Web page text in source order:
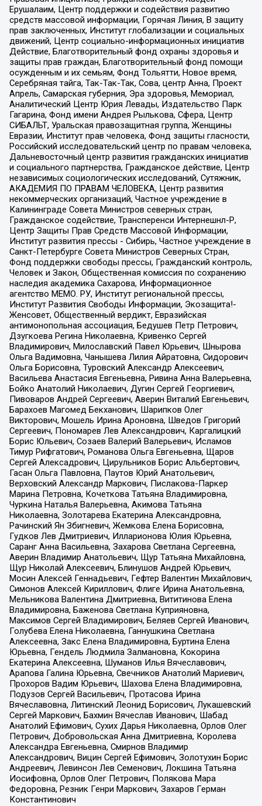
Ерушалаим, Центр поддержки и содействия развитию
средств массовой информации, Горячая Линия, В защиту
прав заключенных, Институт глобализации и социальных
движений, Центр социально-информационных инициатив
Действие, Благотворительный фонд охраны здоровья и
защиты прав граждан, Благотворительный фонд помощи
осужденным и их семьям, Фонд Тольятти, Новое время,
Серебряная тайга, Так-Так-Так, Сова, центр Анна, Проект
Апрель, Самарская губерния, Эра здоровья, Мемориал,
Аналитический Центр Юрия Левады, Издательство Парк
Гагарина, Фонд имени Андрея Рылькова, Сфера, Центр
СИБАЛЬТ, Уральская правозащитная группа, Женщины
Евразии, Институт прав человека, Фонд защиты гласности,
Российский исследовательский центр по правам человека,
Дальневосточный центр развития гражданских инициатив
и социального партнерства, Гражданское действие, Центр
независимых социологических исследований, Сутяжник,
АКАДЕМИЯ ПО ПРАВАМ ЧЕЛОВЕКА, Центр развития
некоммерческих организаций, Частное учреждение в
Калининграде Совета Министров северных стран,
Гражданское содействие, Трансперенси Интернешнл-Р,
Центр Защиты Прав Средств Массовой Информации,
Институт развития прессы - Сибирь, Частное учреждение в
Санкт-Петербурге Совета Министров Северных Стран,
Фонд поддержки свободы прессы, Гражданский контроль,
Человек и Закон, Общественная комиссия по сохранению
наследия академика Сахарова, Информационное
агентство МЕМО. РУ, Институт региональной прессы,
Институт Развития Свободы Информации, Экозащита!-
Женсовет, Общественный вердикт, Евразийская
антимонопольная ассоциация, Бедушев Петр Петрович,
Дзугкоева Регина Николаевна, Кривенко Сергей
Владимирович, Милославский Павел Юрьевич, Шнырова
Ольга Вадимовна, Чанышева Лилия Айратовна, Сидорович
Ольга Борисовна, Туровский Александр Алексеевич,
Васильева Анастасия Евгеньевна, Ривина Анна Валерьевна,
Бойко Анатолий Николаевич, Дугин Сергей Георгиевич,
Пивоваров Андрей Сергеевич, Аверин Виталий Евгеньевич,
Барахоев Магомед Бекханович, Шарипков Олег
Викторович, Мошель Ирина Ароновна, Шведов Григорий
Сергеевич, Пономарев Лев Александрович, Каргалицкий
Борис Юльевич, Созаев Валерий Валерьевич, Исламов
Тимур Рифгатович, Романова Ольга Евгеньевна, Щаров
Сергей Алексадрович, Цирульников Борис Альбертович,
Гасан Ольга Павловна, Паутов Юрий Анатольевич,
Верховский Александр Маркович, Пислакова-Паркер
Марина Петровна, Кочеткова Татьяна Владимировна,
Чуркина Наталья Валерьевна, Акимова Татьяна
Николаевна, Золотарева Екатерина Александровна,
Рачинский Ян Збигневич, Жемкова Елена Борисовна,
Гудков Лев Дмитриевич, Илларионова Юлия Юрьевна,
Саранг Анна Васильевна, Захарова Светлана Сергеевна,
Аверин Владимир Анатольевич, Щур Татьяна Михайловна,
Щур Николай Алексеевич, Блинушов Андрей Юрьевич,
Мосин Алексей Геннадьевич, Гефтер Валентин Михайлович,
Симонов Алексей Кириллович, Флиге Ирина Анатольевна,
Мельникова Валентина Дмитриевна, Вититинова Елена
Владимировна, Баженова Светлана Куприяновна,
Максимов Сергей Владимирович, Беляев Сергей Иванович,
Голубева Елена Николаевна, Ганнушкина Светлана
Алексеевна, Закс Елена Владимировна, Буртина Елена
Юрьевна, Гендель Людмила Залмановна, Кокорина
Екатерина Алексеевна, Шуманов Илья Вячеславович,
Арапова Галина Юрьевна, Свечников Анатолий Мариевич,
Прохоров Вадим Юрьевич, Шахова Елена Владимировна,
Подузов Сергей Васильевич, Протасова Ирина
Вячеславовна, Литинский Леонид Борисович, Лукашевский
Сергей Маркович, Бахмин Вячеслав Иванович, Шабад
Анатолий Ефимович, Сухих Дарья Николаевна, Орлов Олег
Петрович, Добровольская Анна Дмитриевна, Королева
Александра Евгеньевна, Смирнов Владимир
Александрович, Вицин Сергей Ефимович, Золотухин Борис
Андреевич, Левинсон Лев Семенович, Локшина Татьяна
Иосифовна, Орлов Олег Петрович, Полякова Мара
Федоровна, Резник Генри Маркович, Захаров Герман
Константинович